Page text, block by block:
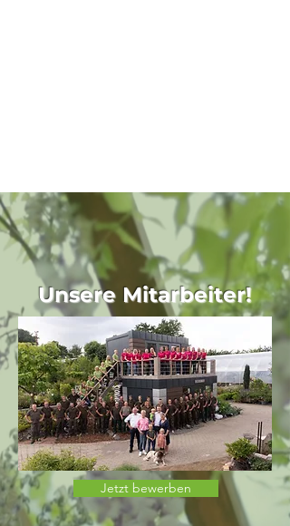
Unsere Mitarbeiter!
Jetzt bewerben